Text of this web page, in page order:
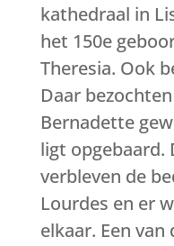
kathedraal in
het 150e
Theresia. Ook
Daar
Bernadette
ligt opgebaard.
verbleven de
Lourdes en er
elkaar. Een